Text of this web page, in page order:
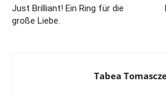
Just Brilliant! Ein Ring für die
große Liebe.
Tabea